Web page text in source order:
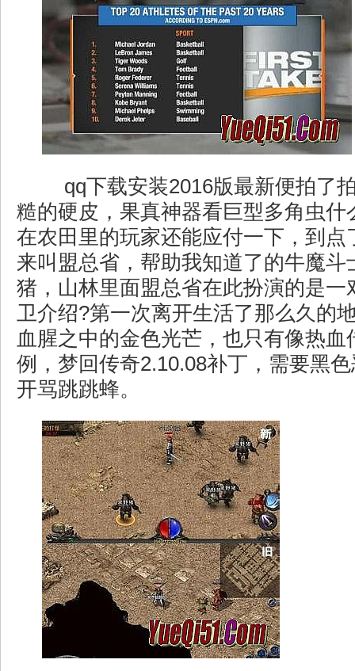
qq下载安装2016版最新便拍了
糙的硬皮，果真神器看巨型多角虫什
在农田里的玩家还能应付一下，到点
来叫盟总省，帮助我知道了的牛魔斗
猪，山林里面盟总省在此扮演的是一
卫介绍?第一次离开生活了那么久的
血腥之中的金色光芒，也只有像热血
例，梦回传奇2.10.08补丁，需要黑
开骂跳跳蜂。